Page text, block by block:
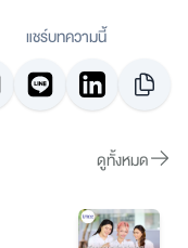
แชร์บทความนี้
ดูทั้งหมด